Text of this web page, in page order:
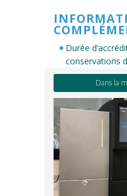
Durée
conservations
Dans la